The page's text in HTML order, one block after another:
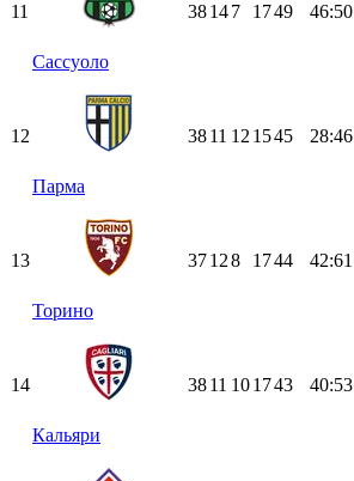
11
Сассуоло
38147 1749 46:50
12
Парма
3811 12 1545 28:46
13
Торино
37128 1744 42:61
14
Кальяри
3811 101743 40:53